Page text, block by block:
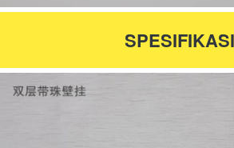
SPESIFIKASI